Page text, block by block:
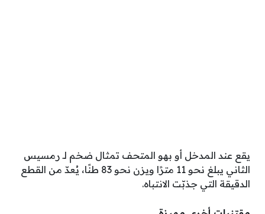
يقع عند المدخل أو بهو المتحف تمثال ضخم لـ رمسيس
الثاني يبلغ نحو 11 مترًا ويزن نحو 83 طنًا، يُعدّ من القطع
الدقيقة التي جذبّت الانتباه.